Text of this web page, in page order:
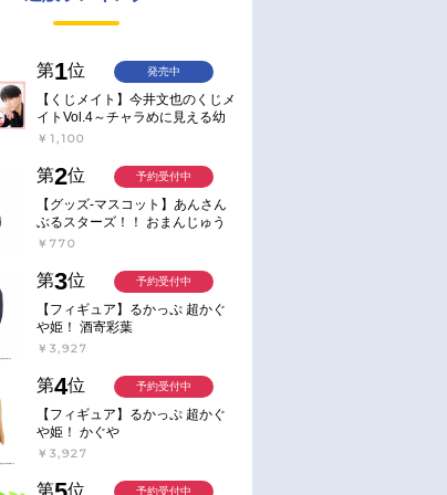
第1位
【くじメイト】今井文也のくじメ
イトVol.4～チャラめに見える幼
馴染、実は一途で独占欲が強いん
￥1,100
発売中
第2位
【グッズ-マスコット】あんさん
ぶるスターズ！！ おまんじゅう
にぎにぎマスコット ねくすと2
￥770
予約受付中
第3位
【フィギュア】るかっぷ 超かぐ
や姫！ 酒寄彩葉
￥3,927
予約受付中
第4位
【フィギュア】るかっぷ 超かぐ
や姫！ かぐや
￥3,927
予約受付中
第 位 予約受付中